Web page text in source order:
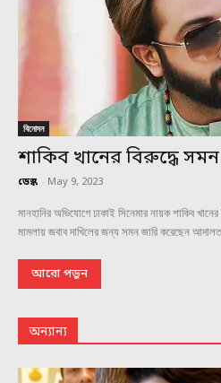
বিনোদন
শাকিব খানের বিরুদ্ধে
ডেস্ক - May 9, 2023
মানহানির অভিযোগে ঢাকাই সিনেমার নায়ক শাকিব
মামলায় জবাব দাখিলের জন্য সমন জারি করেছেন
আরো পড়ুন
অন্যান্য